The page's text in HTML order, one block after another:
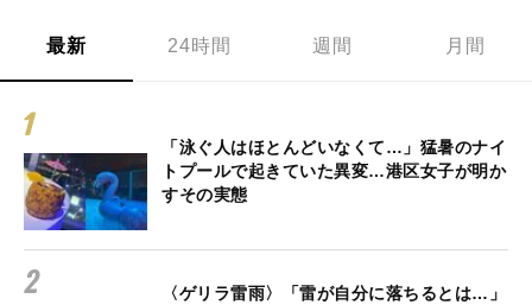
最新 24時間 週間 月間
「泳ぐ人はほとんどいなくて…」猛暑のナイ
トプールで起きていた異変…港区女子が明か
すその実態
〈ゲリラ雷雨〉「雷が自分に落ちるとは…」